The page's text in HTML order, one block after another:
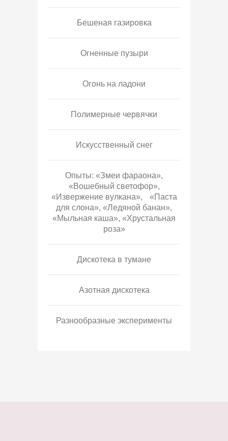
Бешеная газировка
Огненные пузыри
Огонь на ладони
Полимерные червячки
Искусственный снег
Опыты: «Змеи фараона»,
«Вошебный светофор»,
«Извержение вулкана», «Паста
для слона», «Ледяной банан»,
«Мыльная каша», «Хрустальная
роза»
Дискотека в тумане
Азотная дискотека
Разнообразные эксперименты